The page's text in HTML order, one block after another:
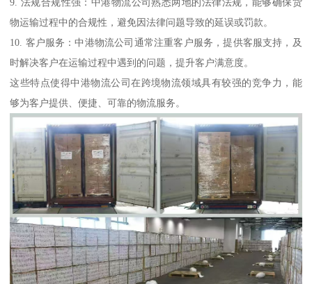
9. 法规合规性强：中港物流公司熟悉两地的法律法规，能够确保货
物运输过程中的合规性，避免因法律问题导致的延误或罚款。
10. 客户服务：中港物流公司通常注重客户服务，提供客服支持，及
时解决客户在运输过程中遇到的问题，提升客户满意度。
这些特点使得中港物流公司在跨境物流领域具有较强的竞争力，能
够为客户提供、便捷、可靠的物流服务。